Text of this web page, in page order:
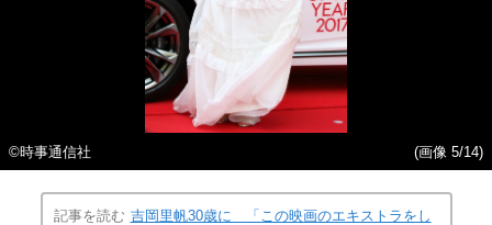
©時事通信社 (画像 5/14)
記事を読む 吉岡里帆30歳に 「この映画のエキストラをし